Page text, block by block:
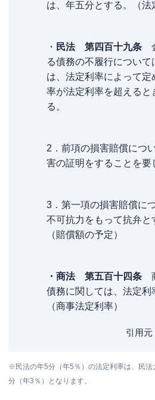
は、年五分とする。（法
・ 民法 第四百十九条
る債務の不履行につい
は、法定利率によって定
率が法定利率を超えると
る。
2．前項の損害賠償につ
害の証明をすることを要
3．第一項の損害賠償に
不可抗力をもって抗弁と
（賠償額の予定）
・商法 第五百十四条
債務に関しては、法定利
（商事法定利率）
引用元
※民法の年5分（年5％）の法定利率は、民
分（年3％）となります。